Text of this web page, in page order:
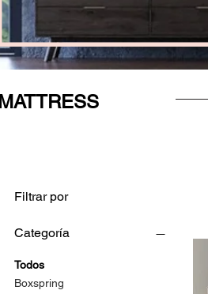
MATTRESS
Filtrar por
Categoría
Todos
Boxspring